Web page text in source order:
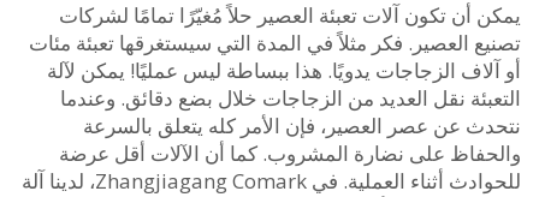
أن تكون آلات تعبئة العصير حلاً مُغيّرًا تمامًا لشركات
العصير. فكر مثلاً في المدة التي سيستغرقها تعبئة مئات
الزجاجات يدويًا. هذا ببساطة ليس عمليًا! يمكن لآلة
نقل العديد من الزجاجات خلال بضع دقائق. وعندما
عن عصر العصير، فإن الأمر كله يتعلق بالسرعة
على نضارة المشروب. كما أن الآلات أقل عرضة
للحوادث أثناء العملية. في Zhangjiagang Comark، لدينا آلة